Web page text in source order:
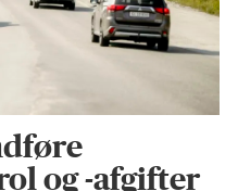
og -afgifter